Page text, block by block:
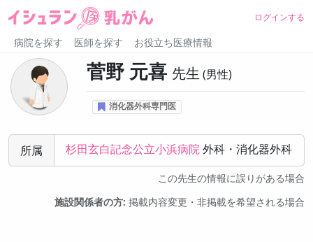
ログインする
病院を探す 医師を探す お役立ち医療情報
菅野 元喜 先生 男性
消化器外科専門医
所属 杉田玄白記念公立小浜病院外科・消化器外科
この先生の情報に誤りがある場合
施設関係者の方: 掲載内容変更・非掲載を希望される場合